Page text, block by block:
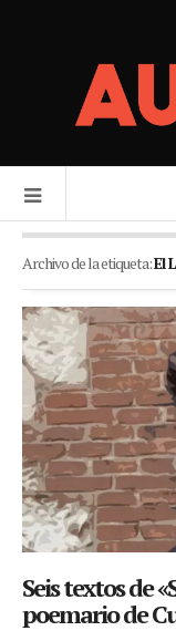
Archivo de la etiqueta:El
Seis textos de
poemario de